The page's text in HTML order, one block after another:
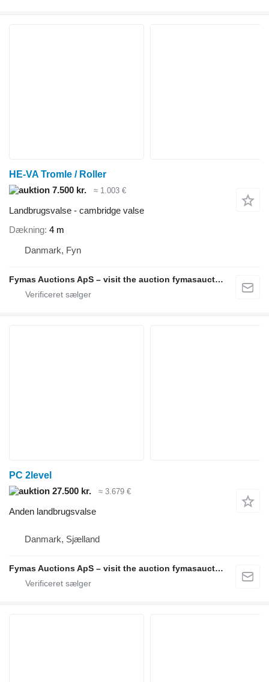
HE-VA Tromle / Roller
7.500 kr.
≈ 1.003 €
Landbrugsvalse - cambridge valse
Dækning 4 m
Danmark, Fyn
Fymas Auctions ApS – visit the auction fymasauctions.dk
PC 2level
27.500 kr.
≈ 3.679 €
Anden landbrugsvalse
Danmark, Sjælland
Fymas Auctions ApS – visit the auction fymasauctions.dk